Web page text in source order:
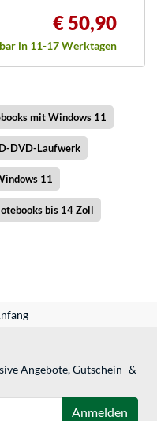
€ 50,90
in 11-17 Werktagen
mit Windows 11
DVD-Laufwerk
11
bis 14 Zoll
Angebote, Gutschein- &
Anmelden